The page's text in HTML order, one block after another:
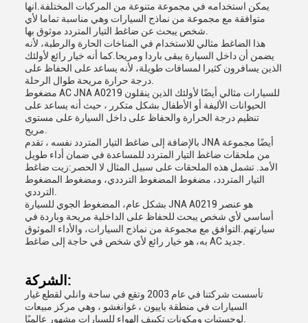
يمكن استخدامه في مجموعة متنوعة من المركبات المختلفة.انها
متوافقة مع مجموعة من نماذج السيارات وهي مناسبة تماما لأي
هذا الضاغط مثالي للاستخدام في المناخات الحارة والرطبة، لأنه
يضمن أن داخل السيارة يبقى باردا ومريحا.كما أنه خيار رائع لأولئك
الذين يسافرون كثيرا لمسافات طويلة، لأنه يساعد على الحفاظ على
مضغوط AC JNA A0219 للسيارات مثالي أيضًا لأولئك الذين ينقلون
الحيوانات الأليفة أو الأطفال بشكل متكرر ، حيث أنه يساعد على
تنظيم درجة الحرارة والحفاظ على داخل السيارة على مستوى
بالإضافة إلى ضاغط التيار المتردد نفسه ، تقدم JNA أيضًا مجموعة
من ملحقات ضاغط التيار المتردد للمساعدة في ضمان أداء طويل
الأمد. تشمل هذه الملحقات على سبيل المثال لا الحصر:زيت ضاغط
التيار المتردد، مضغوط المضغوط الترددي، ومضغوط المضغوط
بشكل عام، المضغوط الجوي للسيارة JNA A0219 هو عنصر
أساسي لأي شخص يبحث للحفاظ على الداخلية مريحة وباردة في
سيارتهم.التوافق مع مجموعة من نماذج السيارات، والأداء الموثوق
الشركة:
تأسست شركتنا في عام 2003 وتقع في ساحة وانلي لقطع غيار
السيارات في منطقة باييون ، غوانغشو ، وهي مركز مبيعات